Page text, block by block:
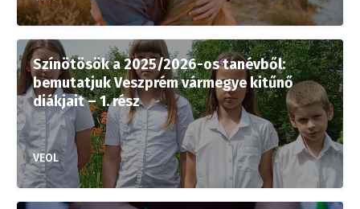
Színötösök a 2025/2026-os tanévből:
bemutatjuk Veszprém vármegye kitűnő
diákjait – 1. rész
VEOL